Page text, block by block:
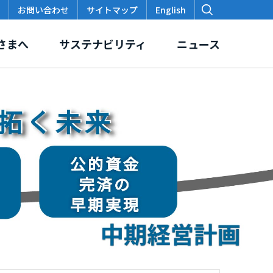
お問い合わせ サイトマップ English
本支店・出張所
ージャー・ポリシー
まへ
各種データ・レポート
サステナビリティ ニュース